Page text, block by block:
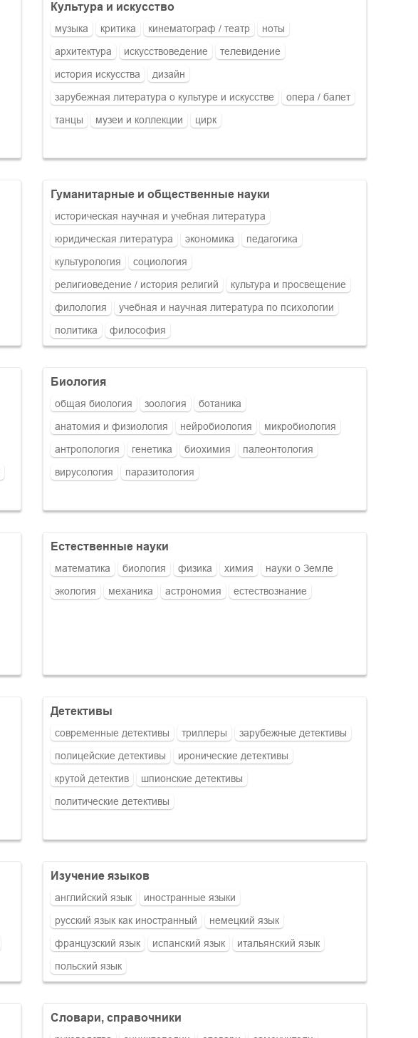
культура и искусство
музыка критика кинематограф / театр
ноты
архитектура
искусствоведение
телевидение
история искусства
дизайн
зарубежная литература о культуре и искусстве
опера / балет
танцы
музеи и коллекции цирк
гуманитарные и общественные науки
историческая научная и учебная литература
юридическая литература
экономика
педагогика
культурология
социология
религиоведение / история религий
культура и просвещение
филология
учебная и научная литература по психологии
политика
философия
биология
общая биология зоология
ботаника
анатомия и физиология
нейробиология
микробиология
антропология
генетика биохимия
палеонтология
вирусология
паразитология
естественные науки
математика биология физика химия
науки о Земле
экология
механика астрономия естествознание
детективы
современные детективы триллеры
зарубежные детективы
полицейские детективы
иронические детективы
крутой детектив
шпионские детективы
политические детективы
изучение языков
английский язык
иностранные языки
русский язык как иностранный
немецкий язык
французский язык
испанский язык
итальянский язык
польский язык
словари, справочники